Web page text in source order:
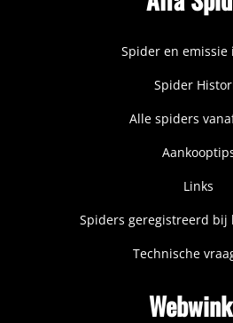
Spider en emissie
Spider
Alle spiders
Links
Spiders geregistreerd bij
Technische